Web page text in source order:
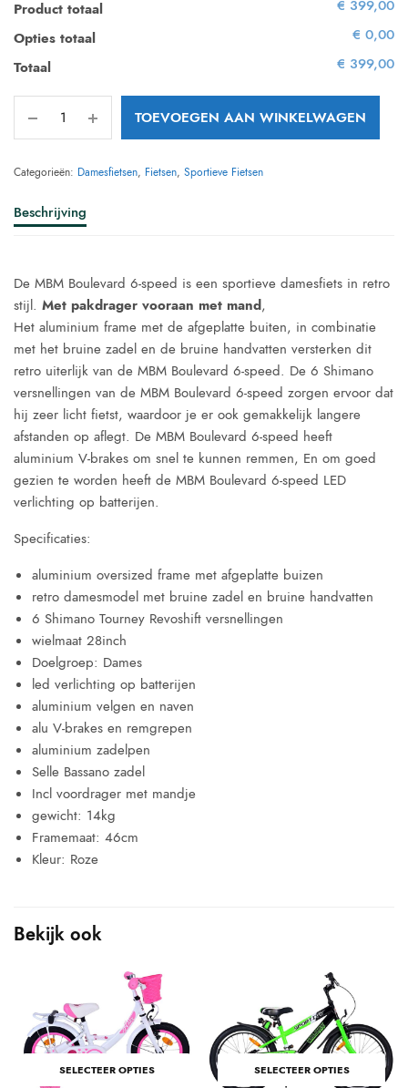
Product totaal
€ 399,00
Opties totaal
€ 0,00
Totaal
€ 399,00
TOEVOEGEN AAN WINKELWAGEN
Categorieën: Damesfietsen, Fietsen, Sportieve Fietsen
Beschrijving
De MBM Boulevard 6-speed is een sportieve damesfiets in retro
stijl.Met pakdrager vooraan met mand,
Het aluminium frame met de afgeplatte buiten, in combinatie
met het bruine zadel en de bruine handvatten versterken dit
retro uiterlijk van de MBM Boulevard 6-speed. De 6 Shimano
versnellingen van de MBM Boulevard 6-speed zorgen ervoor dat
hij zeer licht fietst, waardoor je er ook gemakkelijk langere
afstanden op aflegt. De MBM Boulevard 6-speed heeft
aluminium V-brakes om snel te kunnen remmen, En om goed
gezien te worden heeft de MBM Boulevard 6-speed LED
verlichting op batterijen.
Specificaties:
aluminium oversized frame met afgeplatte buizen
retro damesmodel met bruine zadel en bruine handvatten
6 Shimano Tourney Revoshift versnellingen
wielmaat 28inch
Doelgroep: Dames
led verlichting op batterijen
aluminium velgen en naven
alu V-brakes en remgrepen
aluminium zadelpen
Selle Bassano zadel
Incl voordrager met mandje
gewicht: 14kg
Framemaat: 46cm
Kleur: Roze
Bekijk ook
SELECTEER OPTIES SELECTEER OPTIES